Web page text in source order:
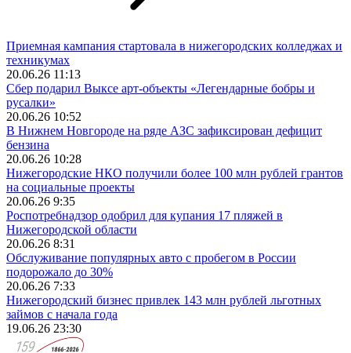
Приемная кампания стартовала в нижегородских колледжах и
техникумах
20.06.26 11:13
Сбер подарил Выксе арт-объекты «Легендарные бобры и
русалки»
20.06.26 10:52
В Нижнем Новгороде на ряде АЗС зафиксирован дефицит
бензина
20.06.26 10:28
Нижегородские НКО получили более 100 млн рублей грантов
на социальные проекты
20.06.26 9:35
Роспотребнадзор одобрил для купания 17 пляжей в
Нижегородской области
20.06.26 8:31
Обслуживание популярных авто с пробегом в России
подорожало до 30%
20.06.26 7:33
Нижегородский бизнес привлек 143 млн рублей льготных
займов с начала года
19.06.26 23:30